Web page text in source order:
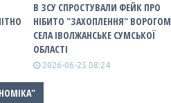
В ЗСУ СПРОСТУВАЛИ ФЕЙК ПРО
НІБИТО "ЗАХОПЛЕННЯ" ВОРОГОМ
СЕЛА ІВОЛЖАНСЬКЕ СУМСЬКОЇ
ОБЛАСТІ
2026-06-25 08:24